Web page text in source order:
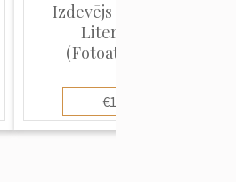
Izdevējs "Poleznaja
Literatura"
(Fotoatklātne...
€10.00